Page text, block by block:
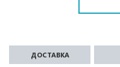
ДОСТАВКА